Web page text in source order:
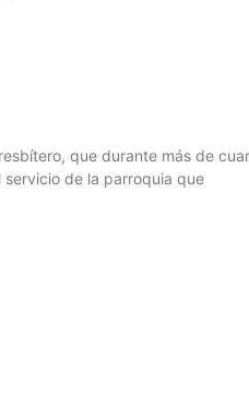
que durante más de
de la parroquia que